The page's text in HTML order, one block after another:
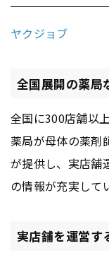
ヤクジョブ
全国展開の薬局
全国に300店舗以
薬局が母体の薬剤
が提供し、実店舗
の情報が充実して
実店舗を運営す